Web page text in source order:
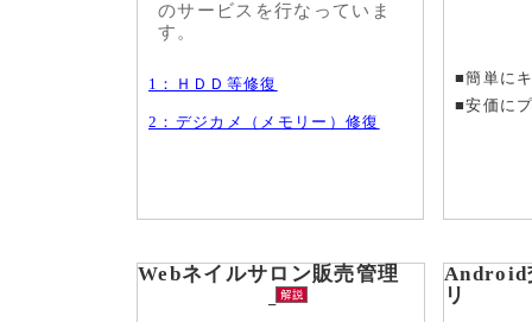
のサービスを行なっていま
す。
1：ＨＤＤ等修復
2：デジカメ（メモリー）修復
■簡単に
■安価に
Webネイルサロン販売管理
Android